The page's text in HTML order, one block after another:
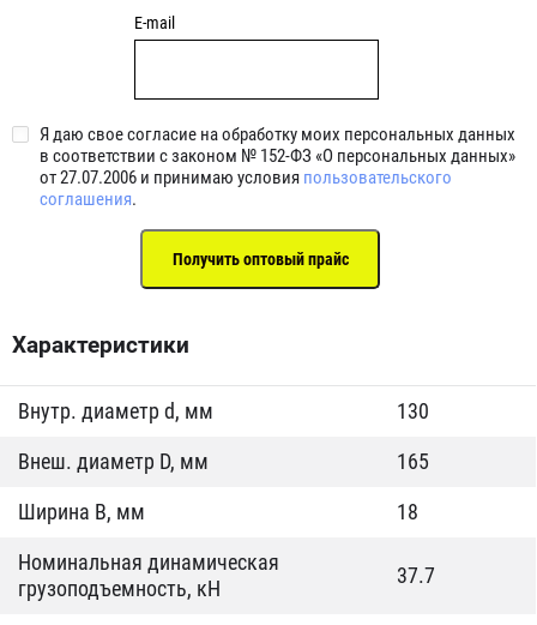
E-mail
Я даю свое согласие на обработку моих персональных данных
в соответствии с законом № 152-ФЗ «О персональных данных»
от 27.07.2006 и принимаю условия пользовательского
соглашения.
Характеристики
Внутр. диаметр d, мм
130
Внеш. диаметр D, мм
165
Ширина B, мм
18
Номинальная динамическая
грузоподъемность, кН
37.7